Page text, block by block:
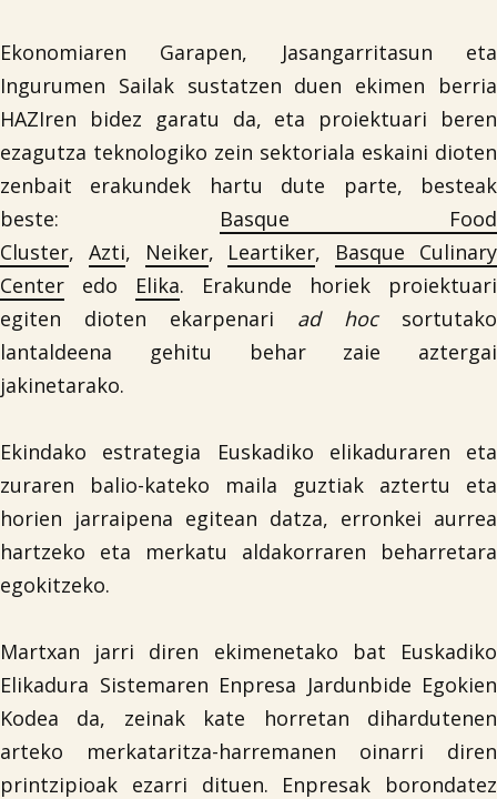
Ekonomiaren Garapen, Jasangarritasun eta
Ingurumen Sailak sustatzen duen ekimen berria
HAZIren bidez garatu da, eta proiektuari beren
ezagutza teknologiko zein sektoriala eskaini dioten
zenbait erakundek hartu dute parte, besteak
beste:
Basque Food
Cluster, Azti, Neiker, Leartiker, Basque Culinary
Center edo Elika. Erakunde horiek proiektuari
egiten dioten ekarpenari ad hocsortutako
lantaldeena gehitu behar zaie aztergai
jakinetarako.
Ekindako estrategia Euskadiko elikaduraren eta
zuraren balio-kateko maila guztiak aztertu eta
horien jarraipena egitean datza, erronkei aurrea
hartzeko eta merkatu aldakorraren beharretara
egokitzeko.
Martxan jarri diren ekimenetako bat Euskadiko
Elikadura Sistemaren Enpresa Jardunbide Egokien
Kodea da, zeinak kate horretan dihardutenen
arteko merkataritza-harremanen oinarri diren
printzipioak ezarri dituen. Enpresak borondatez